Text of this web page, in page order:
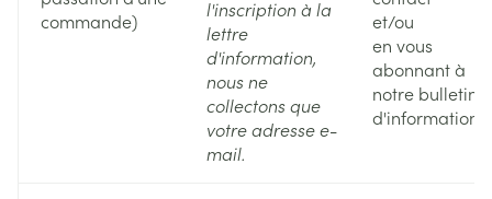
commande)
l'inscription à la
lettre
d'information,
nous ne
collectons que
votre adresse e-
mail.
et/ou
en vous
abonnant à
notre bulletin
d'information